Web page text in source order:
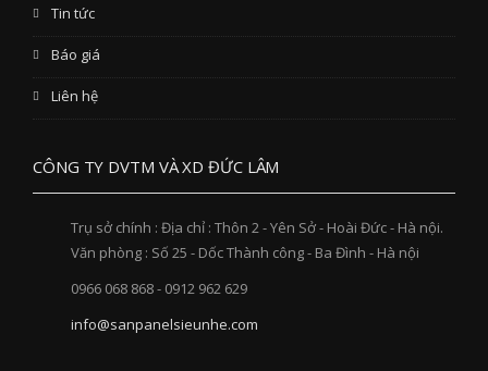
Tin tức
Báo giá
Liên hệ
CÔNG TY DVTM VÀ XD ĐỨC LÂM
Trụ sở chính : Địa chỉ : Thôn 2 - Yên Sở - Hoài Đức - Hà nội.
Văn phòng : Số 25 - Dốc Thành công - Ba Đình - Hà nội
0966 068 868 - 0912 962 629
info@sanpanelsieunhe.com